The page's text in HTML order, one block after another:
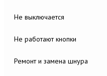
Не выключается
Не работают кнопки
Ремонт и замена шнура